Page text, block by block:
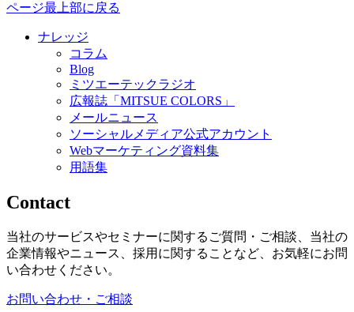
ページ最上部に戻る
ナレッジ
コラム
Blog
ミツエーテックラジオ
広報誌「MITSUE COLORS」
メールニュース
ソーシャルメディア公式アカウント
Webマーケティング資料集
用語集
Contact
当社のサービスやセミナーに関するご質問・ご相談、当社の
企業情報やニュース、採用に関することなど、お気軽にお問
い合わせください。
お問い合わせ・ご相談